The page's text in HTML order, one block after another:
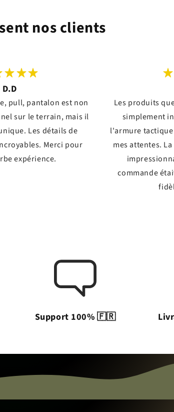
nos clients
D.D
pull, pantalon est non
sur le terrain, mais il
Les détails de
Merci pour
expérience.
Les produits
simplement
l'armure tactique
mes attentes.
commande
Support 100% 🇫🇷